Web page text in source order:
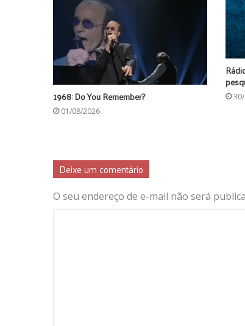
1968: Do You Remember?
01/08/2026
Deixe um comentário
O seu endereço de e-mail não será